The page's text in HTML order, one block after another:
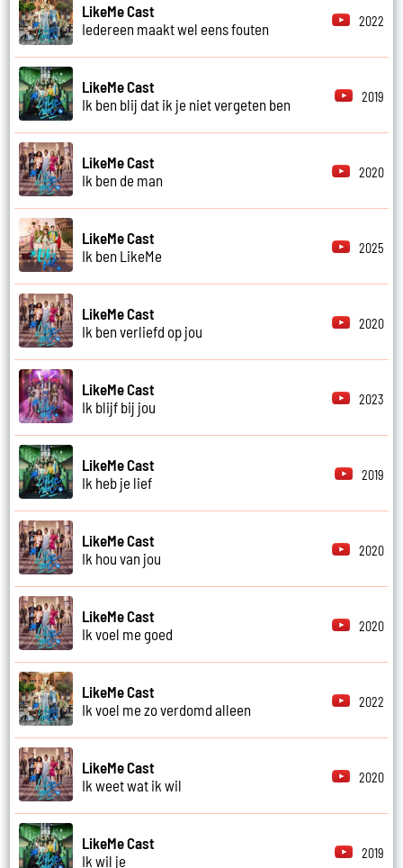
LikeMe Cast
Iedereen maakt wel eens fouten
2022
LikeMe Cast
Ik ben blij dat ik je niet vergeten ben
2019
LikeMe Cast
Ik ben de man
2020
LikeMe Cast
Ik ben LikeMe
2025
LikeMe Cast
Ik ben verliefd op jou
2020
LikeMe Cast
Ik blijf bij jou
2023
LikeMe Cast
Ik heb je lief
2019
LikeMe Cast
Ik hou van jou
2020
LikeMe Cast
Ik voel me goed
2020
LikeMe Cast
Ik voel me zo verdomd alleen
2022
LikeMe Cast
Ik weet wat ik wil
2020
LikeMe Cast
Ik wil je
2019